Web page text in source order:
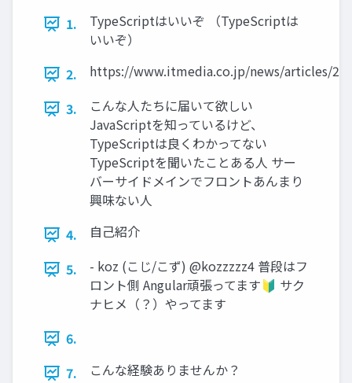
1.
TypeScriptはいいぞ （TypeScriptは
いいぞ）
2.
https://www.itmedia.co.jp/news/articles/
3.
こんな人たちに届いて欲しい
JavaScriptを知っているけど、
TypeScriptは良くわかってない
TypeScriptを聞いたことある人 サー
バーサイドメインでフロントあんまり
興味ない人
4.
自己紹介
5.
- koz (こじ/こず) @kozzzzz4 普段はフ
ロント側 Angular頑張ってます🔰 サク
ナヒメ（？）やってます
6.
7.
こんな経験ありませんか？